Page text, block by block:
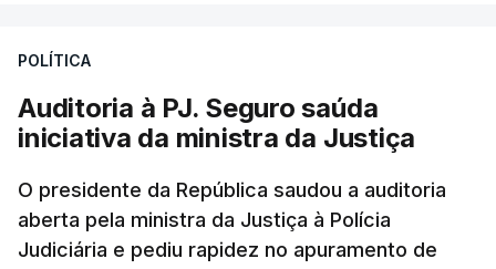
apreendido numa operação de droga.
POLÍTICA
Auditoria à PJ. Seguro saúda
iniciativa da ministra da Justiça
O presidente da República saudou a auditoria
aberta pela ministra da Justiça à Polícia
Judiciária e pediu rapidez no apuramento de